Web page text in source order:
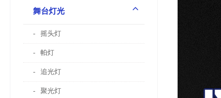
舞台灯光
摇头灯
帕灯
追光灯
聚光灯